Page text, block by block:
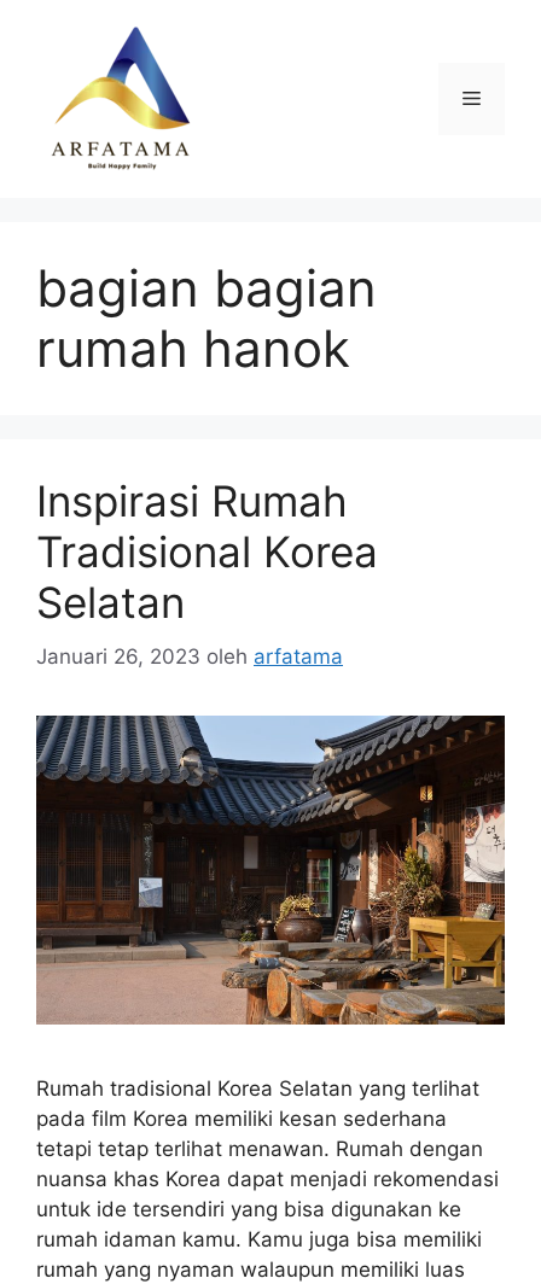
Menu
bagian bagian
rumah hanok
Inspirasi Rumah
Tradisional Korea
Selatan
Januari 26, 2023 oleh arfatama
Rumah tradisional Korea Selatan yang terlihat
pada film Korea memiliki kesan sederhana
tetapi tetap terlihat menawan. Rumah dengan
nuansa khas Korea dapat menjadi rekomendasi
untuk ide tersendiri yang bisa digunakan ke
rumah idaman kamu. Kamu juga bisa memiliki
rumah yang nyaman walaupun memiliki luas